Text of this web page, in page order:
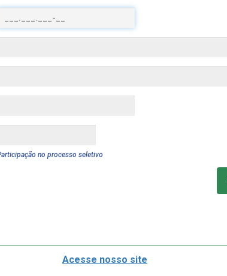
no processo seletivo
Acesse nosso site